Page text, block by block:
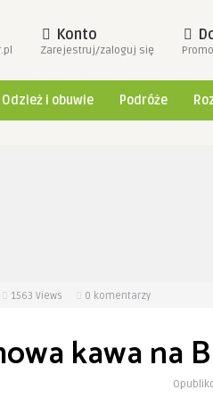
Konto
Zarejestruj/zaloguj się
Odzież i obuwie Podróże
1563 Views 0 komentarzy
kawa na